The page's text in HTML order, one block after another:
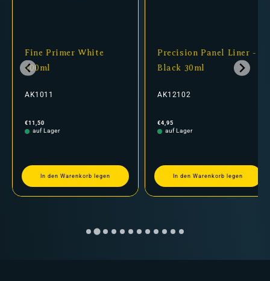
Fine Primer White
400ml
AK1011
Normaler
Preis
€11,50
auf Lager
In den Warenkorb legen
Precision Panel Liner -
Black 30ml
AK12102
Normaler
Preis
€4,95
auf Lager
In den Warenkorb legen